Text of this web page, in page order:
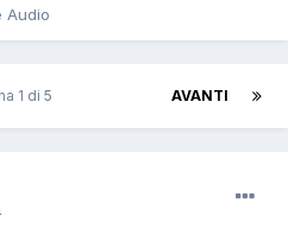
Audio
AVANTI
1 di 5